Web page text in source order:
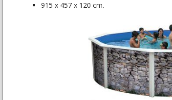
915 x 457 x 120 cm.